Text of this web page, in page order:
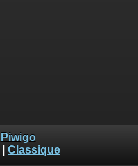
Piwigo
Classique